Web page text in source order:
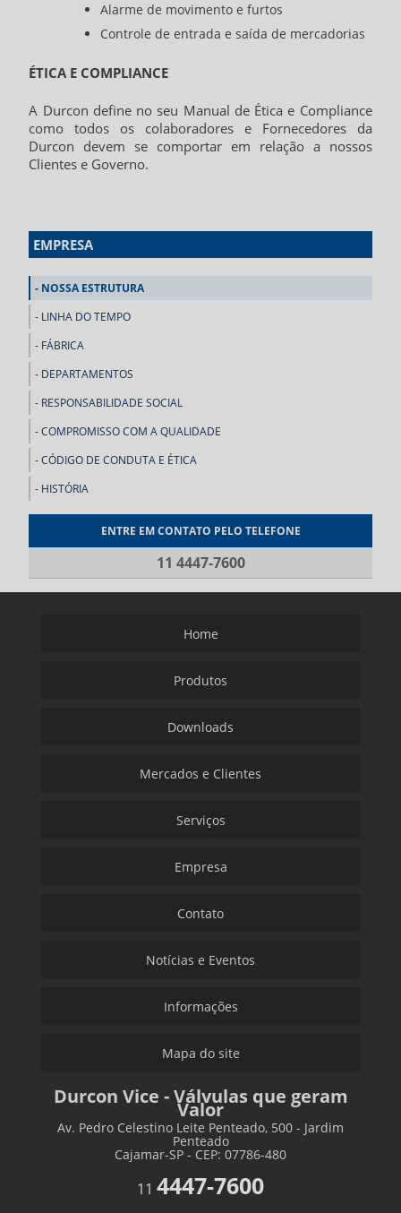
Alarme de movimento e furtos
Controle de entrada e saída de mercadorias
ÉTICA E COMPLIANCE
A Durcon define no seu Manual de Ética e Compliance
como todos os colaboradores e Fornecedores da
Durcon devem se comportar em relação a nossos
Clientes e Governo.
EMPRESA
NOSSA ESTRUTURA
LINHA DO TEMPO
FÁBRICA
DEPARTAMENTOS
RESPONSABILIDADE SOCIAL
COMPROMISSO COM A QUALIDADE
CÓDIGO DE CONDUTA E ÉTICA
HISTÓRIA
ENTRE EM CONTATO PELO TELEFONE
11 4447-7600
Home
Produtos
Downloads
Mercados e Clientes
Serviços
Empresa
Contato
Notícias e Eventos
Informações
Mapa do site
Durcon Vice - Válvulas que geram
Valor
Av. Pedro Celestino Leite Penteado, 500 - Jardim
Penteado
Cajamar-SP - CEP: 07786-480
11 4447-7600